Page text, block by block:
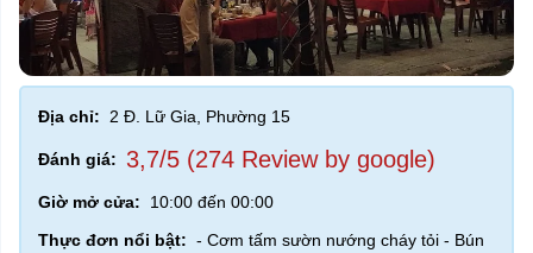
Địa chỉ: 2 Đ. Lữ Gia, Phường 15
Đánh giá: 3,7/5 (274 Review by google)
Giờ mở cửa:
10:00 đến 00:00
Thực đơn nổi bật: - Cơm tấm sườn nướng cháy tỏi - Bún